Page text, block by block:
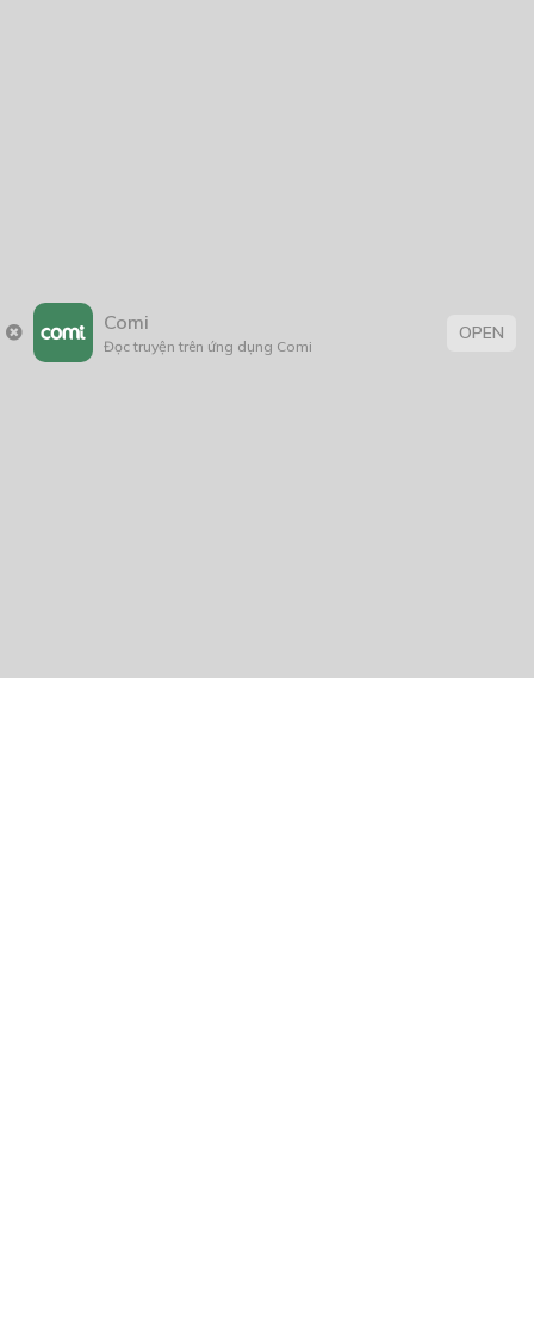
Comi
Đọc truyện trên ứng dụng Comi
OPEN